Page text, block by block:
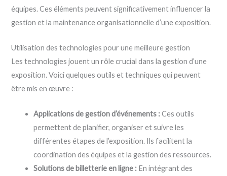
équipes. Ces éléments peuvent significativement influencer la
gestion et la maintenance organisationnelle d’une exposition.
Utilisation des technologies pour une meilleure gestion
Les technologies jouent un rôle crucial dans la gestion d’une
exposition. Voici quelques outils et techniques qui peuvent
être mis en œuvre :
Applications de gestion d’événements :Ces outils
permettent de planifier, organiser et suivre les
différentes étapes de l’exposition. Ils facilitent la
coordination des équipes et la gestion des ressources.
Solutions de billetterie en ligne : En intégrant des